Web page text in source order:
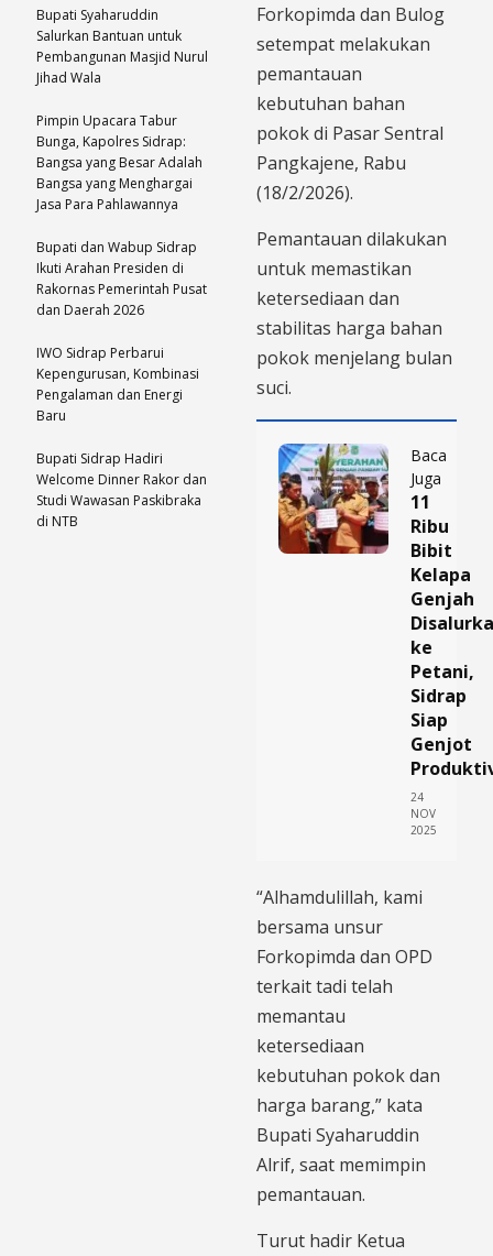
Forkopimda dan Bulog
setempat melakukan
pemantauan
kebutuhan bahan
pokok di Pasar Sentral
Pangkajene, Rabu
(18/2/2026).
Pemantauan dilakukan
untuk memastikan
ketersediaan dan
stabilitas harga bahan
pokok menjelang bulan
suci.
Baca
Juga
11
Ribu
Bibit
Kelapa
Genjah
ke
Petani,
Sidrap
Siap
Genjot
24
NOV
2025
“Alhamdulillah, kami
bersama unsur
Forkopimda dan OPD
terkait tadi telah
memantau
ketersediaan
kebutuhan pokok dan
harga barang,” kata
Bupati Syaharuddin
Alrif, saat memimpin
pemantauan.
Turut hadir Ketua
Bupati Syaharuddin
Salurkan Bantuan untuk
Pembangunan Masjid Nurul
Jihad Wala
Pimpin Upacara Tabur
Bunga, Kapolres Sidrap:
Bangsa yang Besar Adalah
Bangsa yang Menghargai
Jasa Para Pahlawannya
Bupati dan Wabup Sidrap
Ikuti Arahan Presiden di
Rakornas Pemerintah Pusat
dan Daerah 2026
IWO Sidrap Perbarui
Kepengurusan, Kombinasi
Pengalaman dan Energi
Baru
Bupati Sidrap Hadiri
Welcome Dinner Rakor dan
Studi Wawasan Paskibraka
di NTB